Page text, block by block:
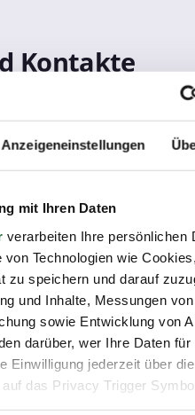
Anzeigeneinstellungen
mit Ihren Daten
verarbeiten Ihre persönlichen
Technologien wie
zu speichern und darauf
und Inhalte, Messungen
sowie Entwicklung von
darüber, wer Ihre Daten für
Einwilligung jederzeit über
das Privacy Trigger
Kontakte
Kursanfrage